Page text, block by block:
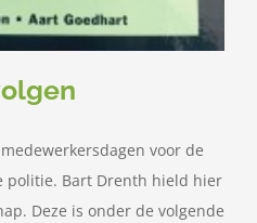
voor de
politie. Bart Drenth hield hier
Deze is onder de volgende